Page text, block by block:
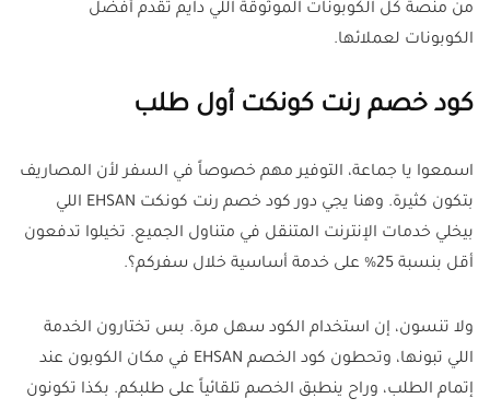
من منصة كل الكوبونات الموثوقة اللي دايم تقدم أفضل
الكوبونات لعملائها.
كود خصم رنت كونكت أول طلب
اسمعوا يا جماعة، التوفير مهم خصوصاً في السفر لأن المصاريف
بتكون كثيرة. وهنا يجي دور كود خصم رنت كونكت EHSAN اللي
بيخلي خدمات الإنترنت المتنقل في متناول الجميع. تخيلوا تدفعون
أقل بنسبة 25% على خدمة أساسية خلال سفركم؟.
ولا تنسون، إن استخدام الكود سهل مرة. بس تختارون الخدمة
اللي تبونها، وتحطون كود الخصم EHSAN في مكان الكوبون عند
إتمام الطلب، وراح ينطبق الخصم تلقائياً على طلبكم. بكذا تكونون